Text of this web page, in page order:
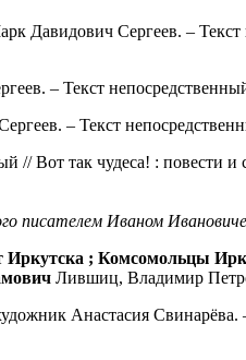
Давидович Сергеев. –
– Текст
– Текст
// Вот так чудеса! : повести
писателем Иваном
; Комсомольцы
Лившиц, Владимир
Анастасия